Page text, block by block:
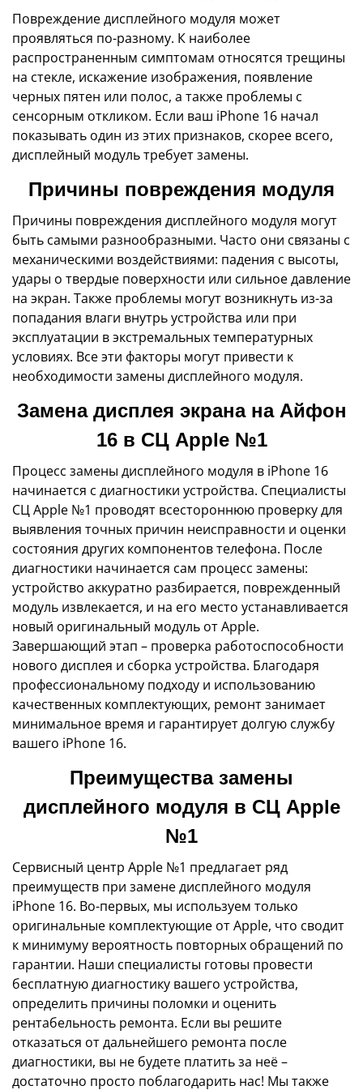
Повреждение дисплейного модуля может
проявляться по-разному. К наиболее
распространенным симптомам относятся трещины
на стекле, искажение изображения, появление
черных пятен или полос, а также проблемы с
сенсорным откликом. Если ваш iPhone 16 начал
показывать один из этих признаков, скорее всего,
дисплейный модуль требует замены.
Причины повреждения модуля
Причины повреждения дисплейного модуля могут
быть самыми разнообразными. Часто они связаны с
механическими воздействиями: падения с высоты,
удары о твердые поверхности или сильное давление
на экран. Также проблемы могут возникнуть из-за
попадания влаги внутрь устройства или при
эксплуатации в экстремальных температурных
условиях. Все эти факторы могут привести к
необходимости замены дисплейного модуля.
Замена дисплея экрана на Айфон
16 в СЦ Apple №1
Процесс замены дисплейного модуля в iPhone 16
начинается с диагностики устройства. Специалисты
СЦ Apple №1 проводят всестороннюю проверку для
выявления точных причин неисправности и оценки
состояния других компонентов телефона. После
диагностики начинается сам процесс замены:
устройство аккуратно разбирается, поврежденный
модуль извлекается, и на его место устанавливается
новый оригинальный модуль от Apple.
Завершающий этап – проверка работоспособности
нового дисплея и сборка устройства. Благодаря
профессиональному подходу и использованию
качественных комплектующих, ремонт занимает
минимальное время и гарантирует долгую службу
вашего iPhone 16.
Преимущества замены
дисплейного модуля в СЦ Apple
№1
Сервисный центр Apple №1 предлагает ряд
преимуществ при замене дисплейного модуля
iPhone 16. Во-первых, мы используем только
оригинальные комплектующие от Apple, что сводит
к минимуму вероятность повторных обращений по
гарантии. Наши специалисты готовы провести
бесплатную диагностику вашего устройства,
определить причины поломки и оценить
рентабельность ремонта. Если вы решите
отказаться от дальнейшего ремонта после
диагностики, вы не будете платить за неё –
достаточно просто поблагодарить нас! Мы также